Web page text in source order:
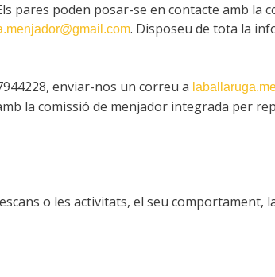
pares poden posar-se en contacte amb la
. Disposeu de tota la
enviar-nos un correu a
la comissió de menjador integrada per
o les activitats, el seu comportament,